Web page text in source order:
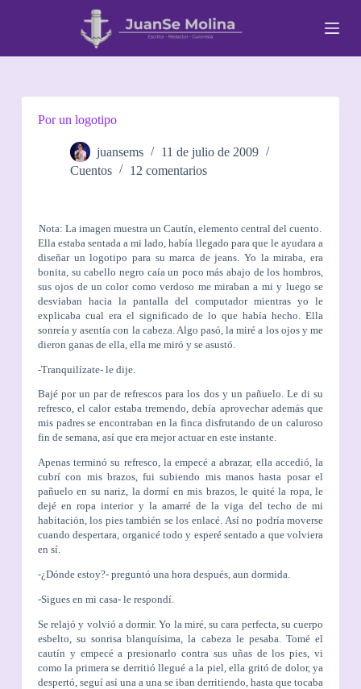
t
Por un logotipo
juansems
11 de julio de 2009
Cuentos
12 comentarios
Nota: La imagen muestra un Cautín, elemento central del cuento.
Ella estaba sentada a mi lado, había llegado para que le ayudara a
diseñar un logotipo para su marca de jeans. Yo la miraba, era
bonita, su cabello negro caía un poco más abajo de los hombros,
sus ojos de un color como verdoso me miraban a mi y luego se
desviaban hacia la pantalla del computador mientras yo le
explicaba cual era el significado de lo que había hecho. Ella
sonreía y asentía con la cabeza. Algo pasó, la miré a los ojos y me
dieron ganas de ella, ella me miró y se asustó.
-Tranquilízate- le dije.
Bajé por un par de refrescos para los dos y un pañuelo. Le di su
refresco, el calor estaba tremendo, debía aprovechar además que
mis padres se encontraban en la finca disfrutando de un caluroso
fin de semana, así que era mejor actuar en este instante.
Apenas terminó su refresco, la empecé a abrazar, ella accedió, la
cubrí con mis brazos, fui subiendo mis manos hasta posar el
pañuelo en su nariz, la dormí en mis brazos, le quité la ropa, le
dejé en ropa interior y la amarré de la viga del techo de mi
habitación, los pies también se los enlacé. Así no podría moverse
cuando despertara, organicé todo y esperé sentado a que volviera
en sí.
-¿Dónde estoy?- preguntó una hora después, aun dormida.
-Sigues en mi casa- le respondí.
Se relajó y volvió a dormir. Yo la miré, su cara perfecta, su cuerpo
esbelto, su sonrisa blanquísima, la cabeza le pesaba. Tomé el
cautín y empecé a presionarlo contra sus uñas de los pies, vi
como la primera se derritió llegué a la piel, ella gritó de dolor, ya
despertó, seguí así una a una se iban derritiendo, hasta que tocaba